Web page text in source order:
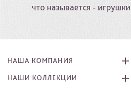
что называется -
НАША КОМПАНИЯ
НАШИ КОЛЛЕКЦИИ